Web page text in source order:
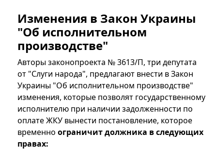
Изменения в Закон Украины
"Об исполнительном
производстве"
Авторы законопроекта № 3613/П, три депутата
от "Слуги народа", предлагают внести в Закон
Украины "Об исполнительном производстве"
изменения, которые позволят государственному
исполнителю при наличии задолженности по
оплате ЖКУ вынести постановление, которое
временно ограничит должника в следующих
правах: